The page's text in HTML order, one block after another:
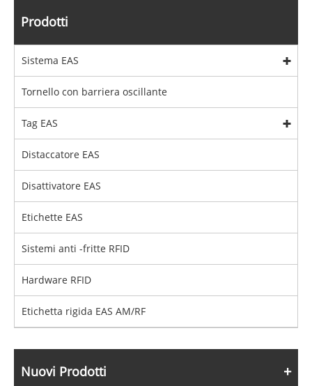
Prodotti
Sistema EAS
Tornello con barriera oscillante
Tag EAS
Distaccatore EAS
Disattivatore EAS
Etichette EAS
Sistemi anti -fritte RFID
Hardware RFID
Etichetta rigida EAS AM/RF
Nuovi Prodotti